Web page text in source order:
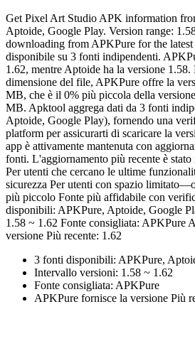
Get Pixel Art Studio APK information
Aptoide, Google Play. Version range:
downloading from APKPure for the
disponibile su 3 fonti indipendenti.
1.62, mentre Aptoide ha la versione 1.58.
dimensione del file, APKPure offre la
MB, che è il 0% più piccola della
MB. Apktool aggrega dati da 3 fonti
Aptoide, Google Play), fornendo una
platform per assicurarti di scaricare la
app è attivamente mantenuta con
fonti. L'aggiornamento più recente è
Per utenti che cercano le ultime
sicurezza Per utenti con spazio
più piccolo Fonte più affidabile con
disponibili: APKPure, Aptoide, Google
1.58 ~ 1.62 Fonte consigliata: APKPure
versione Più recente: 1.62
3 fonti disponibili: APKPure,
Intervallo versioni: 1.58 ~ 1.62
Fonte consigliata: APKPure
APKPure fornisce la versione Più